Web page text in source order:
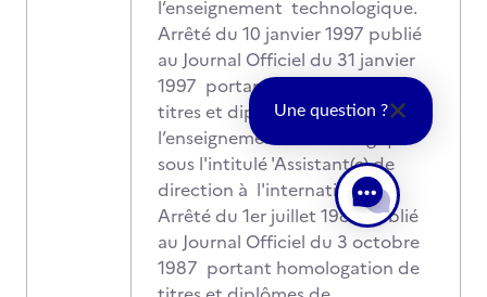
l’enseignement technologique.
Arrêté du 10 janvier 1997 publié
au Journal Officiel du 31 janvier
1997 portant homologation de
titres et diplômes de
l’enseignement technologique
sous l'intitulé 'Assistant(e) de
direction à l'international'.
Arrêté du 1er juillet 1987 publié
au Journal Officiel du 3 octobre
1987 portant homologation de
Une question ?